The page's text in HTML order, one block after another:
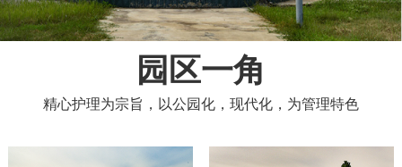
园区一角
精心护理为宗旨，以公园化，现代化，为管理特色